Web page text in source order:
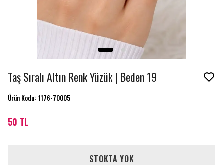
Taş Sıralı Altın Renk Yüzük | Beden 19
Ürün Kodu: 1176-70005
50 TL
STOKTA YOK